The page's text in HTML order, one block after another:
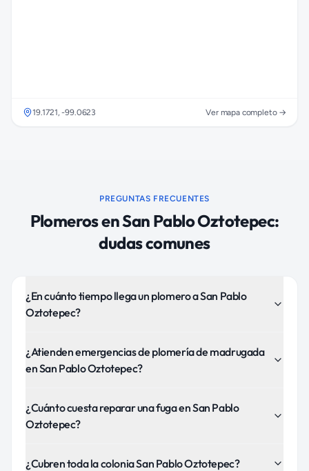
19.1721,-99.0623 Ver mapa completo →
PREGUNTAS FRECUENTES
PlomerosenSan Pablo Oztotepec:
dudas comunes
¿En cuánto tiempo llega un plomero a San Pablo
Oztotepec?
¿Atienden emergencias de plomería de madrugada
en San Pablo Oztotepec?
¿Cuánto cuesta reparar una fuga en San Pablo
Oztotepec?
¿Cubren toda la colonia San Pablo Oztotepec?